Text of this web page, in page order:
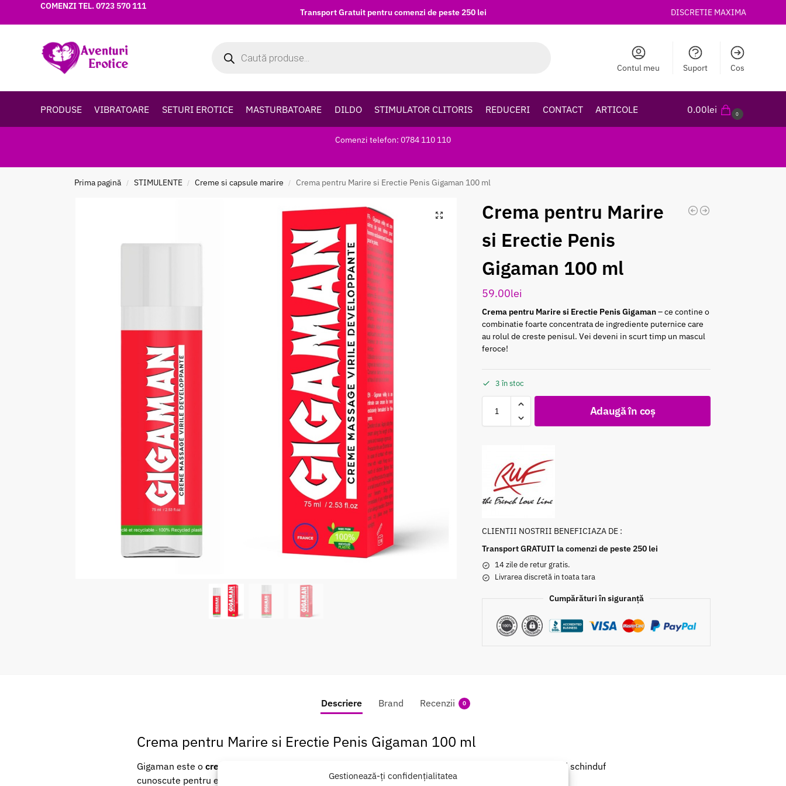
Gestionează-ți confidențialitatea
COMENZI TEL.0723 570 111
Transport Gratuit pentru comenzi de peste 250 lei DISCRETIE MAXIMA
Contul meu Suport Cos
PRODUSE VIBRATOARE SETURI EROTICE MASTURBATOARE DILDO STIMULATOR CLITORIS REDUCERI CONTACT ARTICOLE 0.00lei 0
Comenzi telefon: 0784 110 110
Prima pagină / STIMULENTE / Creme si capsule marire / Crema pentru Marire si Erectie Penis Gigaman 100 ml
Crema pentru Marire
si Erectie Penis
Gigaman 100 ml
59.00lei
Crema pentru Marire si Erectie Penis Gigaman– ce contine o
combinatie foarte concentrata de ingrediente puternice care
au rolul de creste penisul. Vei deveni in scurt timp un mascul
feroce!
3 în stoc
Adaugă în coș
CLIENTII NOSTRII BENEFICIAZA DE :
Transport GRATUIT la comenzi de peste 250 lei
14 zile de retur gratis.
Livrarea discretă in toata tara
Cumpărături în siguranță
Descriere Brand Recenzii 0
Crema pentru Marire si Erectie Penis Gigaman 100 ml
Gigaman este o crema pentru marirea penisului
ce contine ingrediente precum extracte din ghimbir si schinduf
cunoscute pentru efectul lor benefic asupra penisului.